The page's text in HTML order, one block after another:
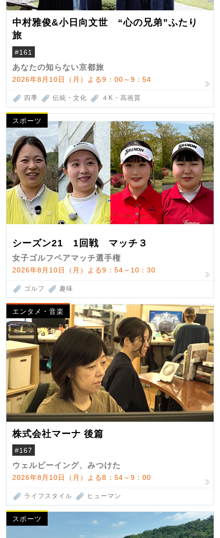
中村雅俊&小日向文世 “心の兄弟”ふたり
旅
#161
あなたの知らない京都旅
2026年8月10日（月）よる9：00～9：54
四季 伝統・文化 ４K・高画質
スポーツ
シーズン21 1回戦 マッチ３
女子ゴルフペアマッチ選手権
2026年8月10日（月）よる9：54～10：30
ゴルフ 趣味
エンタメ・音楽
株式会社マーナ 後篇
#167
ウェルビーイング、みつけた
2026年8月10日（月）よる8：54～9：00
ライフスタイル ヒューマン
スポーツ